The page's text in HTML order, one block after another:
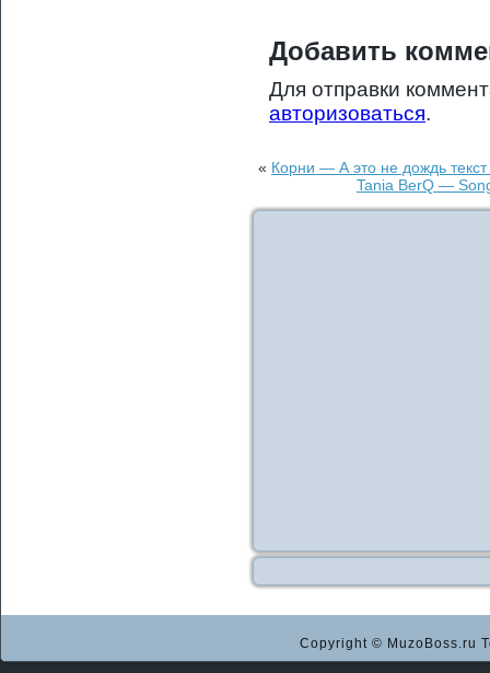
Добавить
Для отправки
авторизоваться.
« Корни — А это не дождь
Tania BerQ —
Copyright © MuzoBoss.ru